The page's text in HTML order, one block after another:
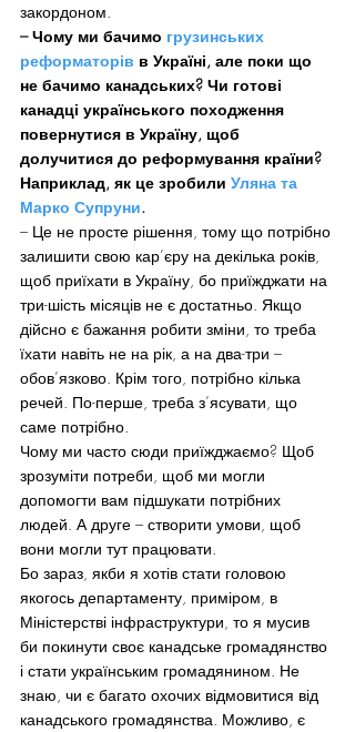
закордоном.
– Чому ми бачимо грузинських
реформаторів в Україні, але поки що
не бачимо канадських? Чи готові
канадці українського походження
повернутися в Україну, щоб
долучитися до реформування країни?
Наприклад, як це зробили Уляна та
Марко Супруни.
– Це не просте рішення, тому що потрібно
залишити свою кар’єру на декілька років,
щоб приїхати в Україну, бо приїжджати на
три-шість місяців не є достатньо. Якщо
дійсно є бажання робити зміни, то треба
їхати навіть не на рік, а на два-три –
обов’язково. Крім того, потрібно кілька
речей. По-перше, треба з’ясувати, що
саме потрібно.
Чому ми часто сюди приїжджаємо? Щоб
зрозуміти потреби, щоб ми могли
допомогти вам підшукати потрібних
людей. А друге – створити умови, щоб
вони могли тут працювати.
Бо зараз, якби я хотів стати головою
якогось департаменту, приміром, в
Міністерстві інфраструктури, то я мусив
би покинути своє канадське громадянство
і стати українським громадянином. Не
знаю, чи є багато охочих відмовитися від
канадського громадянства. Можливо, є